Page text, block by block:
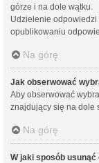
górze i na dole wątku.
Udzielenie odpowiedzi
opublikowaniu
Na górę
Jak obserwować
Aby obserwować
znajdujący się na dole
Na górę
W jaki sposób